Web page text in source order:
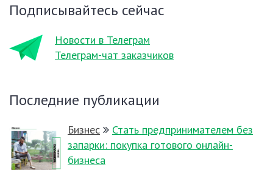
Подписывайтесь сейчас
Новости в Телеграм
Телеграм-чат заказчиков
Последние публикации
Бизнес
Стать предпринимателем без
запарки: покупка готового онлайн-
бизнеса